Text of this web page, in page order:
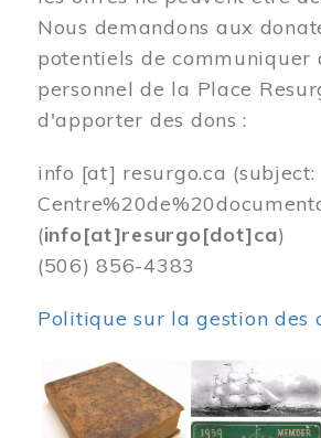
Nous demandons aux
potentiels de communiquer
personnel de la Place
d'apporter des dons :
info [at] resurgo.ca (subject:
(info[at]resurgo[dot]ca)
(506) 856-4383
Politique sur la gestion des